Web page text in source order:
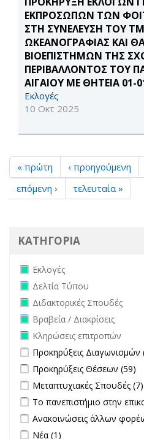
ΕΚΠΡΟΣΩΠΩΝ ΤΩΝ
ΣΤΗ ΣΥΝΕΛΕΥΣΗ ΤΟΥ
ΩΚΕΑΝΟΓΡΑΦΙΑΣ ΚΑΙ
ΒΙΟΕΠΙΣΤΗΜΩΝ ΤΗΣ
ΠΕΡΙΒΑΛΛΟΝΤΟΣ ΤΟΥ
ΑΙΓΑΙΟΥ ΜΕ ΘΗΤΕΙΑ 01-
Εκλογές
10 Οκτ 2025
« πρώτη ‹ προηγούμενη
επόμενη ›
τελευταία »
ΚΑΤΗΓΟΡΙΑ
Remove Εκλογές filter
Εκλογές
Remove Δελτία Τύπου filter
Δελτία Τύπου
Remove Διδακτορικές
Διδακτορικές Σπουδές
Remove Βραβεία /
Βραβεία / Διακρίσεις
Remove Κληρώσεις
Κληρώσεις επιτροπών
Apply Προκηρύξεις
Προκηρύξεις Διαγωνισμών
Apply Προκηρύξεις Θέσεων
Προκηρύξεις Θέσεων (59)
Apply Μεταπτυχιακές
Μεταπτυχιακές Σπουδές (7)
Apply Το πανεπιστήμιο
Το πανεπιστήμιο στην
Apply Ανακοινώσεις
Ανακοινώσεις άλλων
Apply Νέα filter
Νέα (1)